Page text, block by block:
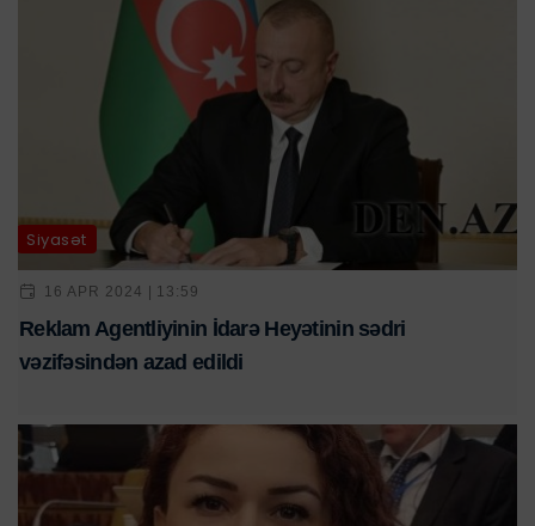
Siyasət
16 APR 2024 | 13:59
Reklam Agentliyinin İdarə Heyətinin sədri
vəzifəsindən azad edildi